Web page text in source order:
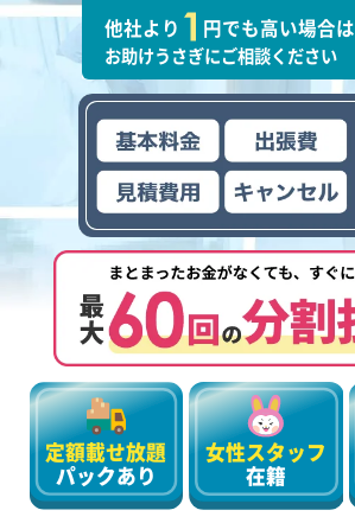
他社より 円でも高い場合は
お助けうさぎにご相談ください
定額載せ放題
パックあり
女性スタッフ
在籍